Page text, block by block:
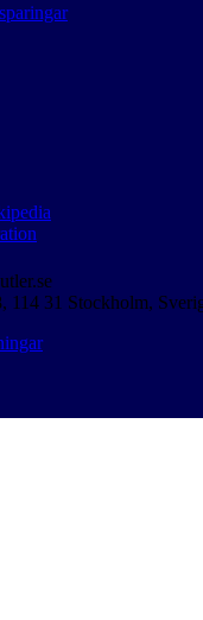
114 31 Stockholm,